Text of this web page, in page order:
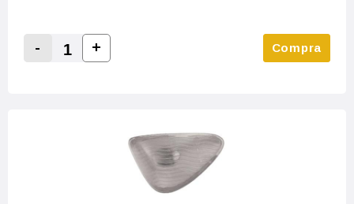
Decrease Quantity:
-
Increase Quantity:
+ Compra